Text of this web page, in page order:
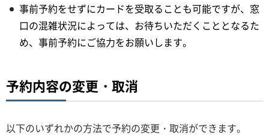
事前予約をせずにカードを受取ることも可能ですが、窓
口の混雑状況によっては、お待ちいただくこととなるた
め、事前予約にご協力をお願いします。
予約内容の変更・取消
以下のいずれかの方法で予約の変更・取消ができます。